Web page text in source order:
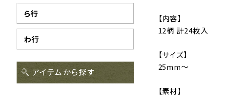
ら行
わ行
アイテムから探す
【内容】
12柄 計24枚入
【サイズ】
25mm〜
【素材】